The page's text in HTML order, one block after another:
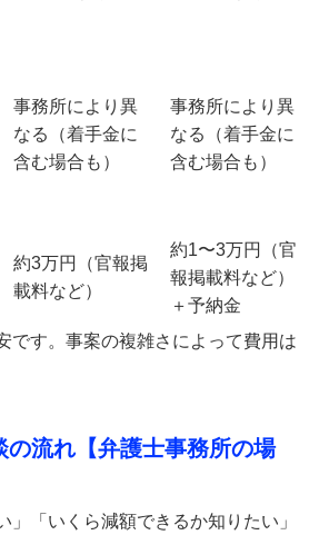
事務所により異
なる（着手金に
含む場合も）
事務所により異
なる（着手金に
含む場合も）
約3万円（官報掲
載料など）
約1〜3万円（官
報掲載料など）
＋予納金
です。事案の複雑さによって費用は
の流れ【弁護士事務所の場
」「いくら減額できるか知りたい」